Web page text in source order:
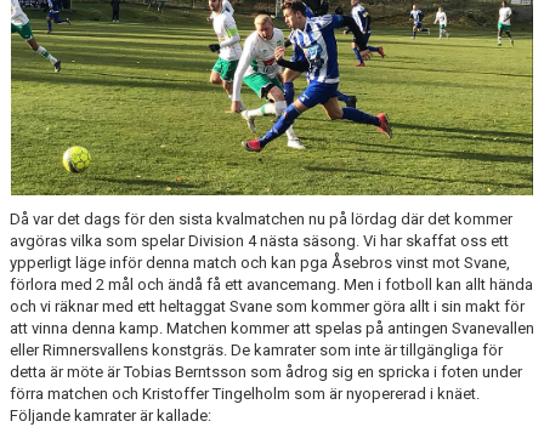
TRUPP
MATCHER
VERKSAMHETSBERÄTTELSER
Då var det dags för den sista kvalmatchen nu på lördag där det kommer
avgöras vilka som spelar Division 4 nästa säsong. Vi har skaffat oss ett
ypperligt läge inför denna match och kan pga Åsebros vinst mot Svane,
förlora med 2 mål och ändå få ett avancemang. Men i fotboll kan allt hända
och vi räknar med ett heltaggat Svane som kommer göra allt i sin makt för
att vinna denna kamp. Matchen kommer att spelas på antingen Svanevallen
eller Rimnersvallens konstgräs. De kamrater som inte är tillgängliga för
detta är möte är Tobias Berntsson som ådrog sig en spricka i foten under
förra matchen och Kristoffer Tingelholm som är nyopererad i knäet.
Följande kamrater är kallade: